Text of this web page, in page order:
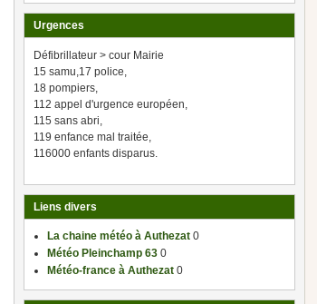
Urgences
Défibrillateur > cour Mairie
15 samu,17 police,
18 pompiers,
112 appel d'urgence européen,
115 sans abri,
119 enfance mal traitée,
116000 enfants disparus.
Liens divers
La chaine météo à Authezat 0
Météo Pleinchamp 63 0
Météo-france à Authezat 0